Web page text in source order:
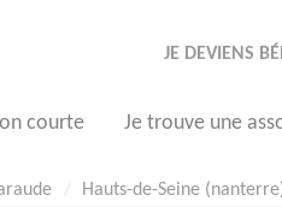
JE DEVIENS
courte Je trouve une
Hauts-de-Seine